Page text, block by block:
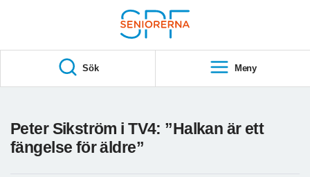
S
A
Sök Meny
Peter Sikström i TV4: ”Halkan är ett
fängelse för äldre”